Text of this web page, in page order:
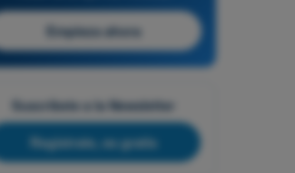
Empieza ahora
Suscríbete a la Newsletter
Regístrate, es gratis